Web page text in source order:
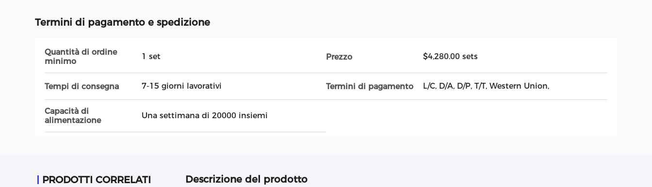
Termini di pagamento e spedizione
Quantità di ordine
minimo
1 set Prezzo $4,280.00 sets
Tempi di consegna 7-15 giorni lavorativi Termini di pagamento L/C, D/A, D/P, T/T, Western Union,
Capacità di
alimentazione
Una settimana di 20000 insiemi
PRODOTTI CORRELATI Descrizione del prodotto